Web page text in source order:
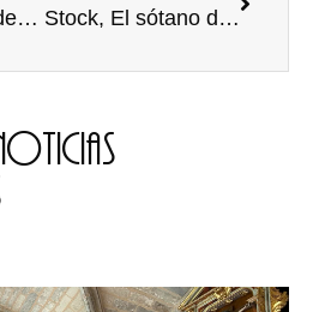
El Universidad de Burgos, tercero en la Superliga Junior de voley Stock, El sótano de Babel y Sioqué disputarán la final de UBULIVE 2017